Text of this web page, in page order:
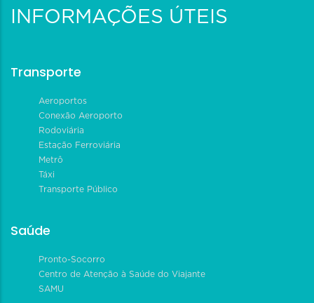
INFORMAÇÕES ÚTEIS
Transporte
Aeroportos
Conexão Aeroporto
Rodoviária
Estação Ferroviária
Metrô
Táxi
Transporte Público
Saúde
Pronto-Socorro
Centro de Atenção à Saúde do Viajante
SAMU